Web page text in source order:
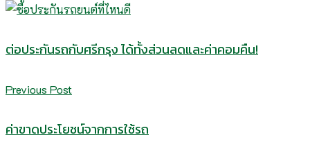
ต่อประกันรถกับศรีกรุง ได้ทั้งส่วนลดและค่าคอมคืน!
Previous Post
ค่าขาดประโยชน์จากการใช้รถ